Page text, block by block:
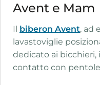
Avent e Mam
Il biberon Avent, ad
lavastoviglie
dedicato ai
contatto con